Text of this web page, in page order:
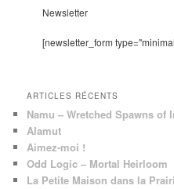
Newsletter
[newsletter_form
ARTICLES RÉCENTS
Namu – Wretched Spawns of
Alamut
Aimez-moi !
Odd Logic – Mortal Heirloom
La Petite Maison dans la